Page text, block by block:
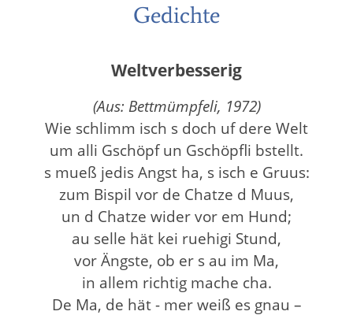
Gedichte
Weltverbesserig
(Aus: Bettmümpfeli, 1972)
Wie schlimm isch s doch uf dere Welt
um alli Gschöpf un Gschöpfli bstellt.
s mueß jedis Angst ha, s isch e Gruus:
zum Bispil vor de Chatze d Muus,
un d Chatze wider vor em Hund;
au selle hät kei ruehigi Stund,
vor Ängste, ob er s au im Ma,
in allem richtig mache cha.
De Ma, de hät - mer weiß es gnau –